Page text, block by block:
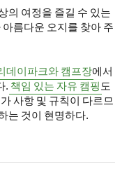
의 여정을 즐길 수 있는
름다운 오지를 찾아 주
데이파크와 캠프장에서
. 책임 있는 자유 캠핑도
사항 및 규칙이 다르므
는 것이 현명하다.